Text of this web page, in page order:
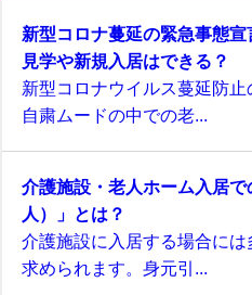
新型コロナ蔓延の緊急事態宣
見学や新規入居はできる？
新型コロナウイルス蔓延防止
自粛ムードの中での老...
介護施設・老人ホーム入居
人）」とは？
介護施設に入居する場合に
求められます。身元引...